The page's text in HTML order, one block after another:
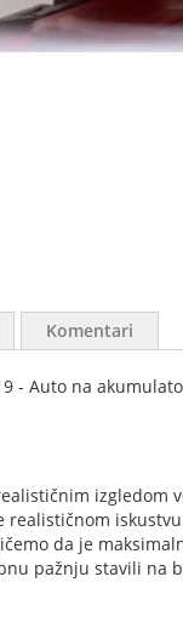
- Auto na
izgledom
realističnom
da je
pažnju stavili na
Komentari